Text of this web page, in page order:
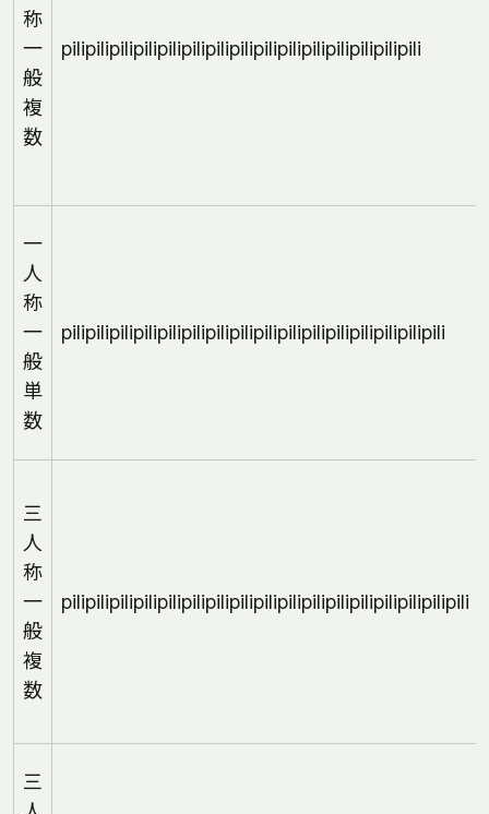
称
一
般
複
数
pilipilipilipilipilipilipilipilipilipilipilipilipilipilipili
一
人
称
一
般
単
数
pilipilipilipilipilipilipilipilipilipilipilipilipilipilipilipili
三
人
称
一
般
複
数
pilipilipilipilipilipilipilipilipilipilipilipilipilipilipilipilipili
三